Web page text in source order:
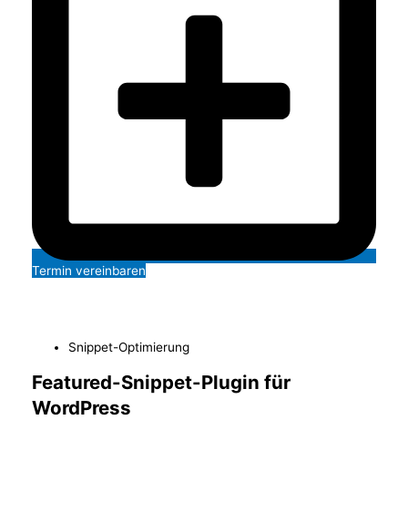
Termin vereinbaren
Snippet-Optimierung
Featured-Snippet-Plugin für
WordPress